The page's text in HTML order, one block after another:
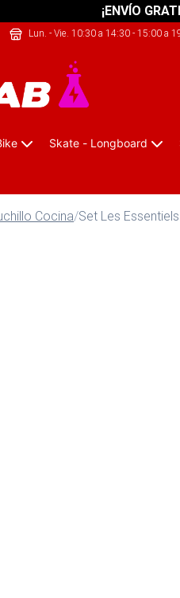
¡ENVÍO
SHERPALIFE.COM.AR
Lun. - Vie. 10:30 a 14:30 - 15:00 a
Skate - Longboard
Cocina/Set Les